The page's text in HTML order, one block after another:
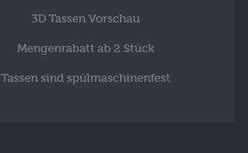
3D Tassen Vorschau
Mengenrabatt ab 2 Stück
Tassen sind spülmaschinenfest